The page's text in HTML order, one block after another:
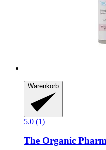
Warenkorb
5.0 (1)
The Organic